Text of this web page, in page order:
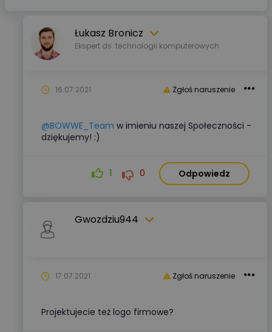
Łukasz Bronicz
Ekspert ds. technologii komputerowych
Zgłoś naruszenie
16.07.2021
@BOWWE_Team w imieniu naszej Społeczności -
dziękujemy! :)
1 0 Odpowiedz
Gwozdziu944
Zgłoś naruszenie
17.07.2021
Projektujecie też logo firmowe?